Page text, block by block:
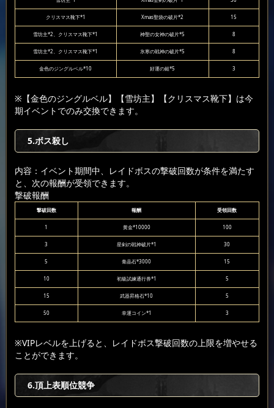
クリスマス靴下*1 Xmas聖袋の破片*2 15
雪坊主*2、クリスマス靴下*1 神聖の女神の破片*5 8
雪坊主*2、クリスマス靴下*1 氷寒の戦神の破片*5 8
金色のジングルベル*10 好運の鎚*5 3
※【金色のジングルベル】【雪坊主】【クリスマス靴下】は今
期イベントでのみ交換できます。
5.ボス殺し
内容：イベント期間中、レイドボスの撃破回数が条件を満たす
と、次の報酬が受領できます。
撃破報酬
撃破回数 報酬 受領回数
1 黄金*10000 100
3 星剣の戦神破片*1 30
5 青晶石*3000 15
10 初級試練通行券*1 5
15 武器昇格石*10 5
50 幸運コイン*1 3
※VIPレベルを上げると、レイドボス撃破回数の上限を増やせる
ことができます。
6.頂上表順位競争